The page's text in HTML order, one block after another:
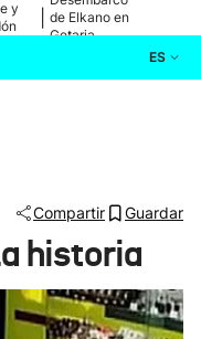
y
de Elkano en
Getaria
ES
Compartir Guardar
historia